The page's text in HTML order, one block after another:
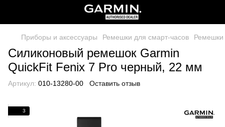
Приборы и аксессуары Ремешки для смарт-часов Ремешки
Силиконовый ремешок Garmin
QuickFit Fenix 7 Pro черный, 22 мм
Артикул: 010-13280-00 Оставить отзыв
3